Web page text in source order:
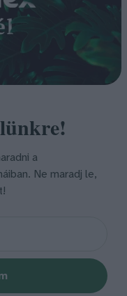
a
Ne maradj le,